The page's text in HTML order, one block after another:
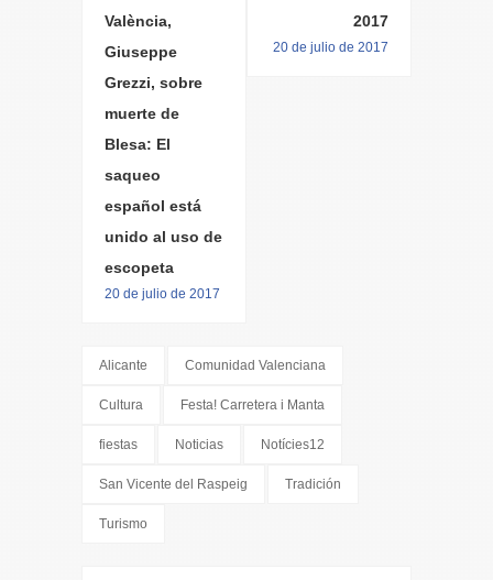
València,
Giuseppe
Grezzi, sobre
muerte de
Blesa: El
saqueo
español está
unido al uso de
escopeta
20 de julio de 2017
2017
20 de julio de 2017
Alicante Comunidad Valenciana
Cultura Festa! Carretera i Manta
fiestas Noticias Notícies12
San Vicente del Raspeig Tradición
Turismo